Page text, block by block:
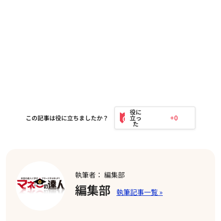
この記事は役に立ちましたか？ +0
執筆者： 編集部
編集部